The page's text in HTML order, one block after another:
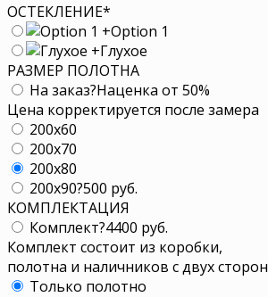
ОСТЕКЛЕНИЕ*
+Option 1
+Глухое
РАЗМЕР ПОЛОТНА
На заказ?Наценка от 50%
Цена корректируется после замера
200x60
200x70
200x80
200x90?500 руб.
КОМПЛЕКТАЦИЯ
Комплект?4400 руб.
Комплект состоит из коробки,
полотна и наличников с двух сторон
Только полотно